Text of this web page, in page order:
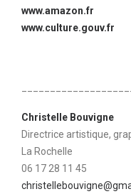
www.amazon.fr
www.culture.gouv.fr
Christelle Bouvigne
Directrice artistique,
La Rochelle
06 17 28 11 45